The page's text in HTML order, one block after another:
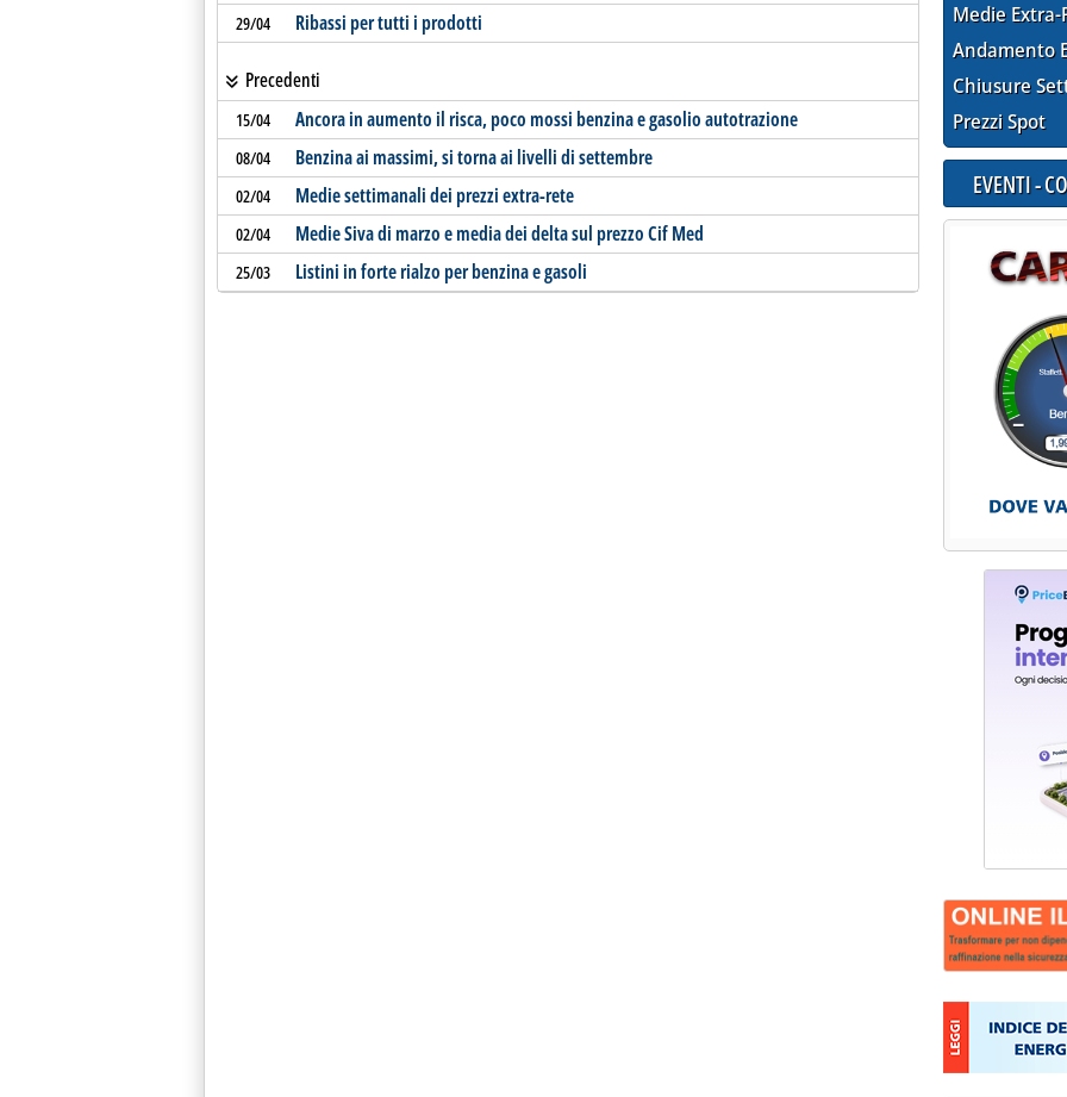
29/04 Ribassi per tutti i prodotti
Precedenti
15/04 Ancora in aumento il risca, poco mossi benzina e gasolio autotrazione
08/04 Benzina ai massimi, si torna ai livelli di settembre
02/04 Medie settimanali dei prezzi extra-rete
02/04 Medie Siva di marzo e media dei delta sul prezzo Cif Med
25/03 Listini in forte rialzo per benzina e gasoli
Medie Extra-
Andamento
Chiusure
Prezzi Spot
EVENTI -